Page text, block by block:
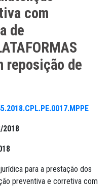
com
de
reposição de
2018
para a prestação dos
preventiva e corretiva com